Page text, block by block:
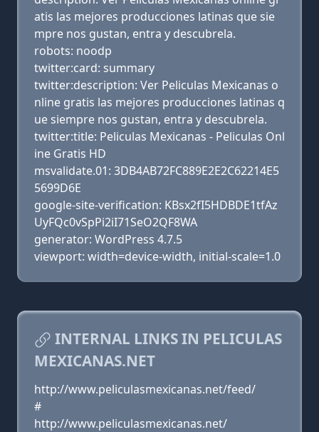
atis las mejores producciones latinas que sie
mpre nos gustan, entra y descubrela.
robots: noodp
twitter:card: summary
twitter:description: Ver Peliculas Mexicanas o
nline gratis las mejores producciones latinas q
ue siempre nos gustan, entra y descubrela.
twitter:title: Peliculas Mexicanas - Peliculas Onl
ine Gratis HD
msvalidate.01: 3DB4AB72FC889E2E2C62214E5
5699D6E
google-site-verification: KBsx2fI5HDBDE1tfAz
UyFQc0vSpPi2iI71SeO2QF8WA
generator: WordPress 4.7.5
viewport: width=device-width, initial-scale=1.0
INTERNAL LINKS IN PELICULAS
MEXICANAS.NET
http://www.peliculasmexicanas.net/feed/
#
http://www.peliculasmexicanas.net/